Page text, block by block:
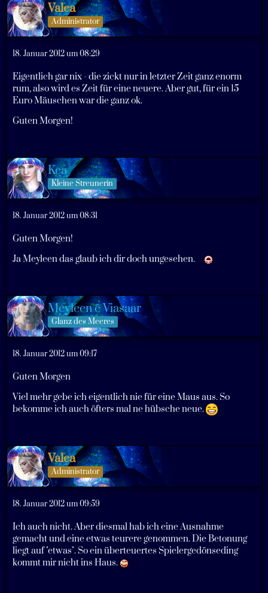
Valea
Administrator
18. Januar 2012 um 08:29
Eigentlich gar nix - die zickt nur in letzter Zeit ganz enorm
rum, also wird es Zeit für eine neuere. Aber gut, für ein 15
Euro Mäuschen war die ganz ok.
Guten Morgen!
Kea
Kleine Streunerin
18. Januar 2012 um 08:31
Guten Morgen!
Ja Meyleen das glaub ich dir doch ungesehen.
Meyleen ê Viasaar
Glanz des Meeres
18. Januar 2012 um 09:17
Guten Morgen
Viel mehr gebe ich eigentlich nie für eine Maus aus. So
bekomme ich auch öfters mal ne hübsche neue.
Valea
Administrator
18. Januar 2012 um 09:59
Ich auch nicht. Aber diesmal hab ich eine Ausnahme
gemacht und eine etwas teurere genommen. Die Betonung
liegt auf "etwas". So ein überteuertes Spielergedönseding
kommt mir nicht ins Haus.